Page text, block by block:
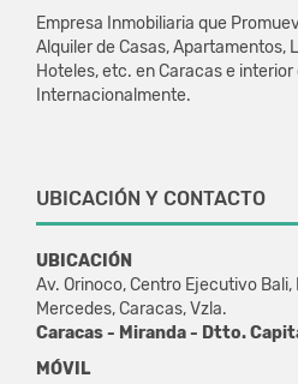
Empresa Inmobiliaria que
Alquiler de Casas, Apartamentos,
Hoteles, etc. en Caracas e
Internacionalmente.
UBICACIÓN Y CONTACTO
UBICACIÓN
Av. Orinoco, Centro Ejecutivo Bali,
Mercedes, Caracas, Vzla.
Caracas - Miranda - Dtto.
MÓVIL